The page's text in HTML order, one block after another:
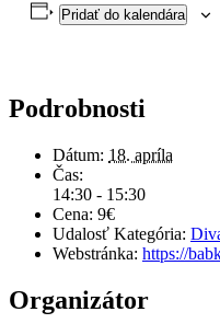
Pridať do kalendára
Podrobnosti
Dátum: 18. apríla
Čas:
14:30 - 15:30
Cena: 9€
Udalosť Kategória:
Webstránka: https://
Organizátor